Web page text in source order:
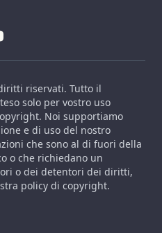
riservati. Tutto il
solo per vostro uso
Noi supportiamo
e di uso del nostro
che sono al di fuori della
o che richiedano un
o dei detentori dei diritti,
policy di copyright.